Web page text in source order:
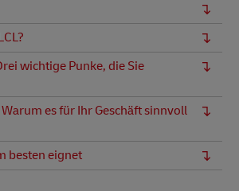
wichtige Punke, die Sie
es für Ihr Geschäft sinnvoll
besten eignet